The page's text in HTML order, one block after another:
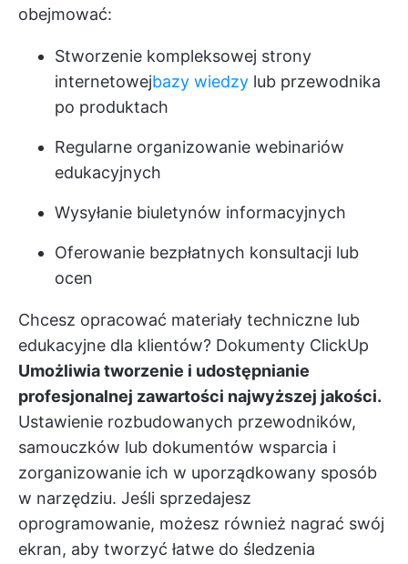
obejmować:
Stworzenie kompleksowej strony
internetowejbazy wiedzy lub przewodnika
po produktach
Regularne organizowanie webinariów
edukacyjnych
Wysyłanie biuletynów informacyjnych
Oferowanie bezpłatnych konsultacji lub
ocen
Chcesz opracować materiały techniczne lub
edukacyjne dla klientów? Dokumenty ClickUp
Umożliwia tworzenie i udostępnianie
profesjonalnej zawartości najwyższej jakości.
Ustawienie rozbudowanych przewodników,
samouczków lub dokumentów wsparcia i
zorganizowanie ich w uporządkowany sposób
w narzędziu. Jeśli sprzedajesz
oprogramowanie, możesz również nagrać swój
ekran, aby tworzyć łatwe do śledzenia